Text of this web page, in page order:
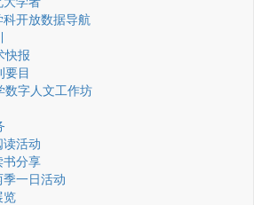
科开放数据导航
快报
要目
数字人文工作坊
读活动
书分享
季一日活动
览